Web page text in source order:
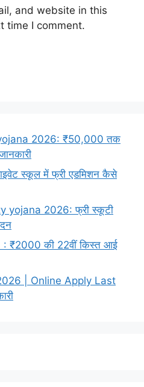
and website in this
time I comment.
2026: ₹50,000 तक
स्कूल में फ्री एडमिशन कैसे
yojana 2026: फ्री स्कूटी
₹2000 की 22वीं किस्त आई
| Online Apply Last